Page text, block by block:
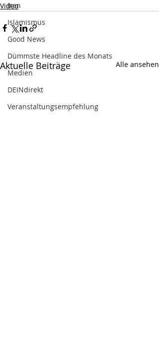
Iran
Islamismus
Good News
Dümmste Headline des Monats
Medien
DEINdirekt
Veranstaltungsempfehlung
Video
Aktuelle Beiträge Alle ansehen